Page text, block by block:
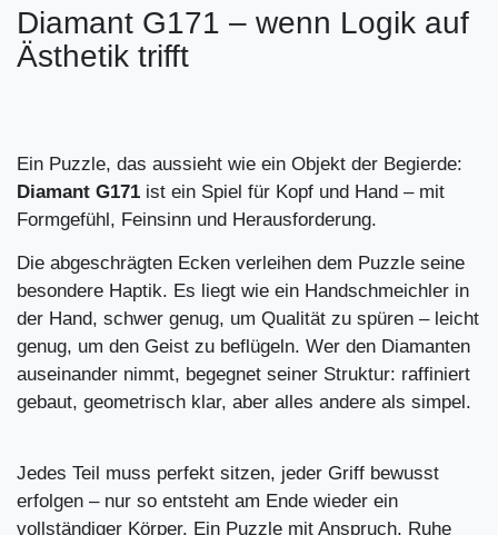
Diamant G171 – wenn Logik auf
Ästhetik trifft
Ein Puzzle, das aussieht wie ein Objekt der Begierde:
Diamant G171 ist ein Spiel für Kopf und Hand – mit
Formgefühl, Feinsinn und Herausforderung.
Die abgeschrägten Ecken verleihen dem Puzzle seine
besondere Haptik. Es liegt wie ein Handschmeichler in
der Hand, schwer genug, um Qualität zu spüren – leicht
genug, um den Geist zu beflügeln. Wer den Diamanten
auseinander nimmt, begegnet seiner Struktur: raffiniert
gebaut, geometrisch klar, aber alles andere als simpel.
Jedes Teil muss perfekt sitzen, jeder Griff bewusst
erfolgen – nur so entsteht am Ende wieder ein
vollständiger Körper. Ein Puzzle mit Anspruch, Ruhe